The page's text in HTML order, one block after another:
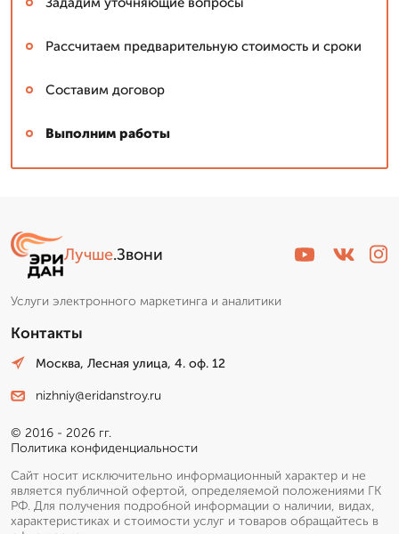
Рассчитаем предварительную стоимость и сроки
Составим договор
Выполним работы
Лучше.Звони
Услуги электронного маркетинга и аналитики
Контакты
Москва, Лесная улица, 4. оф. 12
nizhniy@eridanstroy.ru
© 2016 - 2026 гг.
Политика конфиденциальности
Сайт носит исключительно информационный характер и не
является публичной офертой, определяемой положениями ГК
РФ. Для получения подробной информации о наличии, видах,
характеристиках и стоимости услуг и товаров обращайтесь в
Пишет Вам...